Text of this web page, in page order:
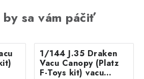
by sa vám páčiť
1/144 J.35 Draken
Vacu Canopy (Platz
F-Toys kit) vacu